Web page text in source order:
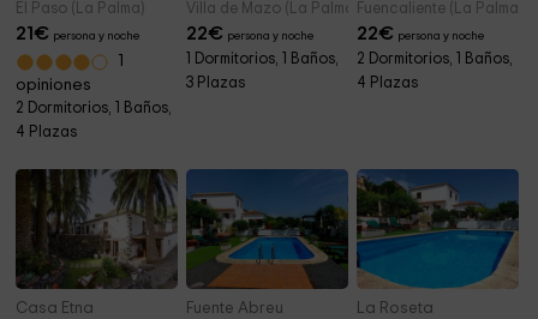
El Paso (La Palma)
21€ persona y noche
opiniones
2 Dormitorios, 1 Baños,
4 Plazas
Villa de Mazo (La Palma)
22€ persona y noche
1 Dormitorios, 1 Baños,
3 Plazas
Fuencaliente (La Palma)
22€ persona y noche
2 Dormitorios, 1 Baños,
4 Plazas
Casa Etna Fuente Abreu La Roseta